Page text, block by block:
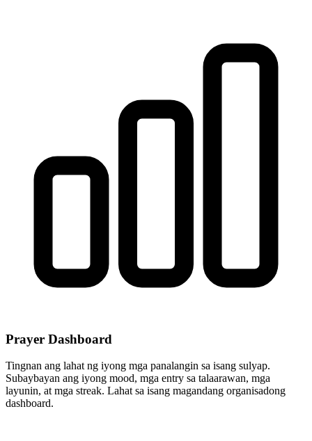
Prayer Dashboard
Tingnan ang lahat ng iyong mga panalangin sa isang sulyap.
Subaybayan ang iyong mood, mga entry sa talaarawan, mga
layunin, at mga streak. Lahat sa isang magandang organisadong
dashboard.